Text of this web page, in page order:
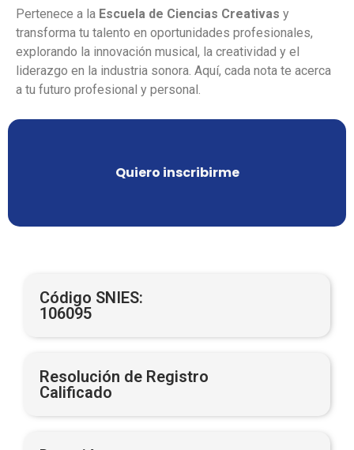
Pertenece a la Escuela de Ciencias Creativas y
transforma tu talento en oportunidades profesionales,
explorando la innovación musical, la creatividad y el
liderazgo en la industria sonora. Aquí, cada nota te acerca
a tu futuro profesional y personal.
Quiero inscribirme
Código SNIES:
106095
Resolución de Registro
Calificado